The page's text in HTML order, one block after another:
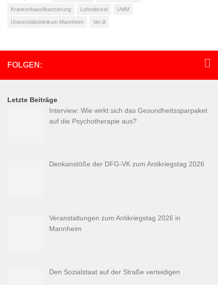
Krankenhausfinanzierung Lohndeckel UMM
Universitätsklinikum Mannheim Ver.di
FOLGEN:
Letzte Beiträge
Interview: Wie wirkt sich das Gesundheitssparpaket
auf die Psychotherapie aus?
Denkanstöße der DFG-VK zum Antikriegstag 2026
Veranstaltungen zum Antikriegstag 2026 in
Mannheim
Den Sozialstaat auf der Straße verteidigen